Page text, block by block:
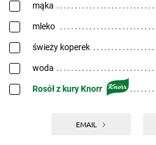
mąka
mleko
świeży koperek
woda
Rosół z kury Knorr
EMAIL